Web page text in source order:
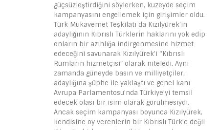
güçsüzleştirdiğini söylerken, kuzeyde seçim
kampanyasını engellemek için girişimler oldu.
Türk Mukavemet Teşkilatı da Kızılyürek’in
adaylığının Kıbrıslı Türklerin haklarını yok edip
onların bir azınlığa indirgenmesine hizmet
edeceğini savunarak Kızılyürek’i “Kıbrıslı
Rumların hizmetçisi” olarak niteledi. Aynı
zamanda güneyde basın ve milliyetçiler,
adaylığına şüphe ile yaklaştı ve genel kanı
Avrupa Parlamentosu’nda Türkiye’yi temsil
edecek olası bir isim olarak görülmesiydi.
Ancak seçim kampanyası boyunca Kızılyürek,
kendisine oy verenlerin bir Kıbrıslı Türk’e değil